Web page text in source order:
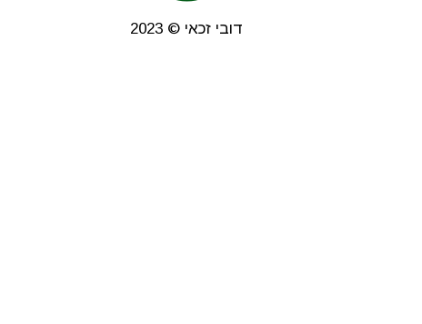
דובי זכאי © 2023